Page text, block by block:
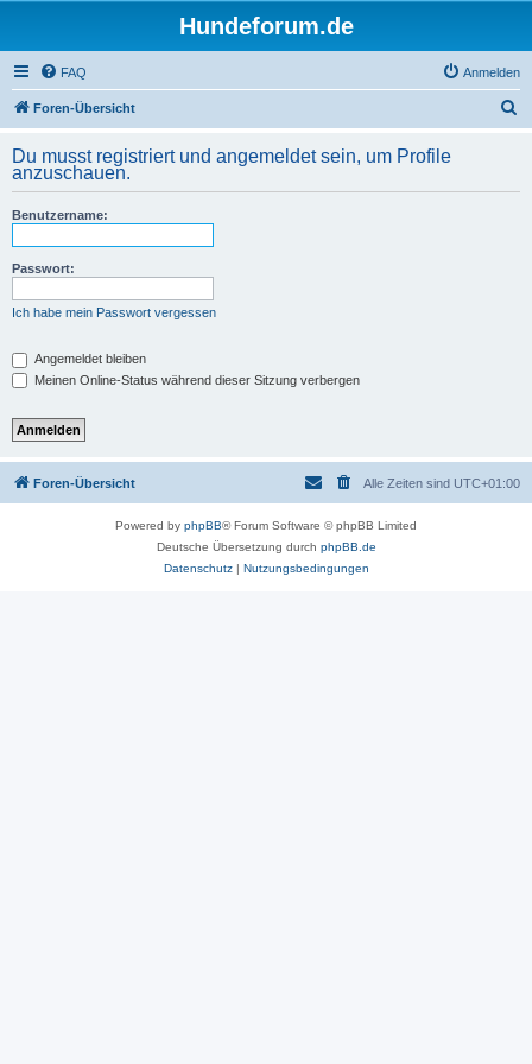
Hundeforum.de
FAQ Anmelden
Foren-Übersicht
h
Du musst registriert und angemeldet sein, um Profile
anzuschauen.
Benutzername:
Passwort:
Ich habe mein Passwort vergessen
Angemeldet bleiben
Meinen Online-Status während dieser Sitzung verbergen
Foren-Übersicht Alle Zeiten sind UTC+01:00
Powered by phpBB® Forum Software © phpBB Limited
Deutsche Übersetzung durch phpBB.de
Datenschutz| Nutzungsbedingungen